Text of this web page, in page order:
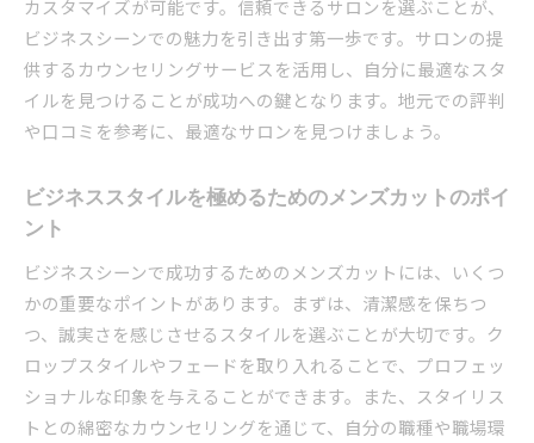
ンス
サロンでの相談がもたらすスタイルの変化
自信を持てるメンズカット世田谷区で選ぶビジネス
スタイルの秘訣
ビジネスシーンでの自信を高めるスタイリング
日々のスタイリングで自信を持つためのコツ
自信を与えるスタイルとその影響
世田谷区でのサロン選びがもたらす変化
カスタマイズが可能です。信頼できるサロンを選ぶことが、
ビジネスシーンでの魅力を引き出す第一歩です。サロンの提
供するカウンセリングサービスを活用し、自分に最適なスタ
イルを見つけることが成功への鍵となります。地元での評判
や口コミを参考に、最適なサロンを見つけましょう。
ビジネススタイルを極めるためのメンズカットのポイ
ント
ビジネスシーンで成功するためのメンズカットには、いくつ
かの重要なポイントがあります。まずは、清潔感を保ちつ
つ、誠実さを感じさせるスタイルを選ぶことが大切です。ク
ロップスタイルやフェードを取り入れることで、プロフェッ
ショナルな印象を与えることができます。また、スタイリス
トとの綿密なカウンセリングを通じて、自分の職種や職場環